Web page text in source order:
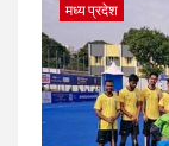
मध्य प्रदेश